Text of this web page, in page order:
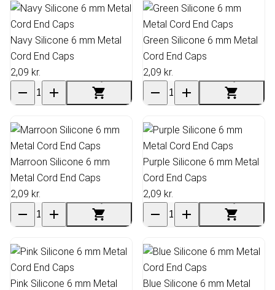
Navy Silicone 6 mm Metal
Cord End Caps
2,09 kr.
Green Silicone 6 mm Metal
Cord End Caps
2,09 kr.
Marroon Silicone 6 mm
Metal Cord End Caps
2,09 kr.
Purple Silicone 6 mm Metal
Cord End Caps
2,09 kr.
Pink Silicone 6 mm Metal
Blue Silicone 6 mm Metal